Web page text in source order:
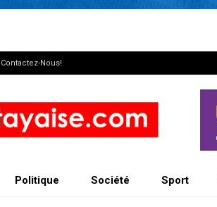
Contactez-Nous!
Politique Société Sport